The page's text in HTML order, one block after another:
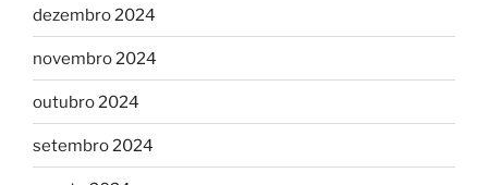
dezembro 2024
novembro 2024
outubro 2024
setembro 2024